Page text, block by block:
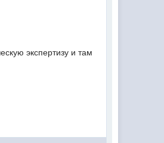
экспертизу и там